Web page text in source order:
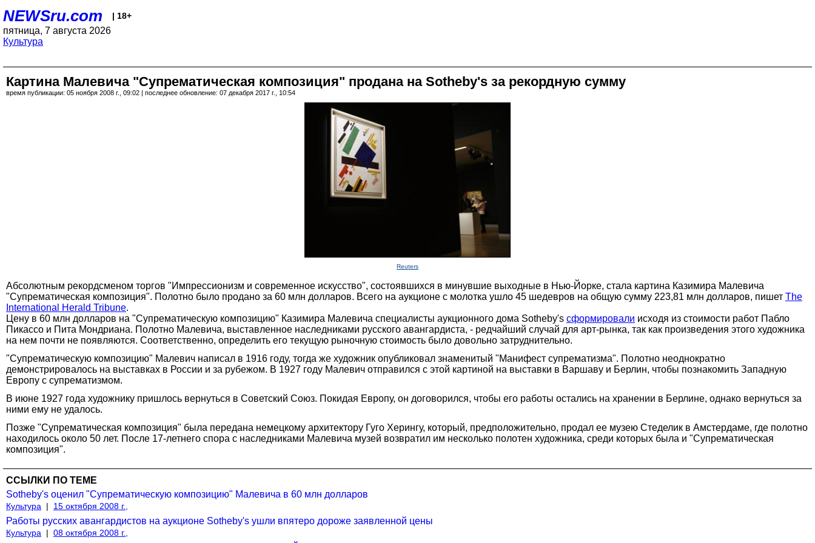
NEWSru.com | 18+
пятница, 7 августа 2026
Культура
Картина Малевича "Супрематическая композиция" продана на Sotheby's за рекордную сумму
время публикации: 05 ноября 2008 г., 09:02 | последнее обновление: 07 декабря 2017 г., 10:54
Reuters
Абсолютным рекордсменом торгов "Импрессионизм и современное искусство", состоявшихся в минувшие выходные в Нью-Йорке, стала картина Казимира Малевича
"Супрематическая композиция". Полотно было продано за 60 млн долларов. Всего на аукционе с молотка ушло 45 шедевров на общую сумму 223,81 млн долларов, пишет The
International Herald Tribune.
Цену в 60 млн долларов на "Супрематическую композицию" Казимира Малевича специалисты аукционного дома Sotheby's сформировали исходя из стоимости работ Пабло
Пикассо и Пита Мондриана. Полотно Малевича, выставленное наследниками русского авангардиста, - редчайший случай для арт-рынка, так как произведения этого художника
на нем почти не появляются. Соответственно, определить его текущую рыночную стоимость было довольно затруднительно.
"Супрематическую композицию" Малевич написал в 1916 году, тогда же художник опубликовал знаменитый "Манифест супрематизма". Полотно неоднократно
демонстрировалось на выставках в России и за рубежом. В 1927 году Малевич отправился с этой картиной на выставки в Варшаву и Берлин, чтобы познакомить Западную
Европу с супрематизмом.
В июне 1927 года художнику пришлось вернуться в Советский Союз. Покидая Европу, он договорился, чтобы его работы остались на хранении в Берлине, однако вернуться за
ними ему не удалось.
Позже "Супрематическая композиция" была передана немецкому архитектору Гуго Херингу, который, предположительно, продал ее музею Стеделик в Амстердаме, где полотно
находилось около 50 лет. После 17-летнего спора с наследниками Малевича музей возвратил им несколько полотен художника, среди которых была и "Супрематическая
композиция".
ССЫЛКИ ПО ТЕМЕ
Sotheby's оценил "Супрематическую композицию" Малевича в 60 млн долларов
Культура | 15 октября 2008 г.,
Работы русских авангардистов на аукционе Sotheby's ушли впятеро дороже заявленной цены
Культура | 08 октября 2008 г.,